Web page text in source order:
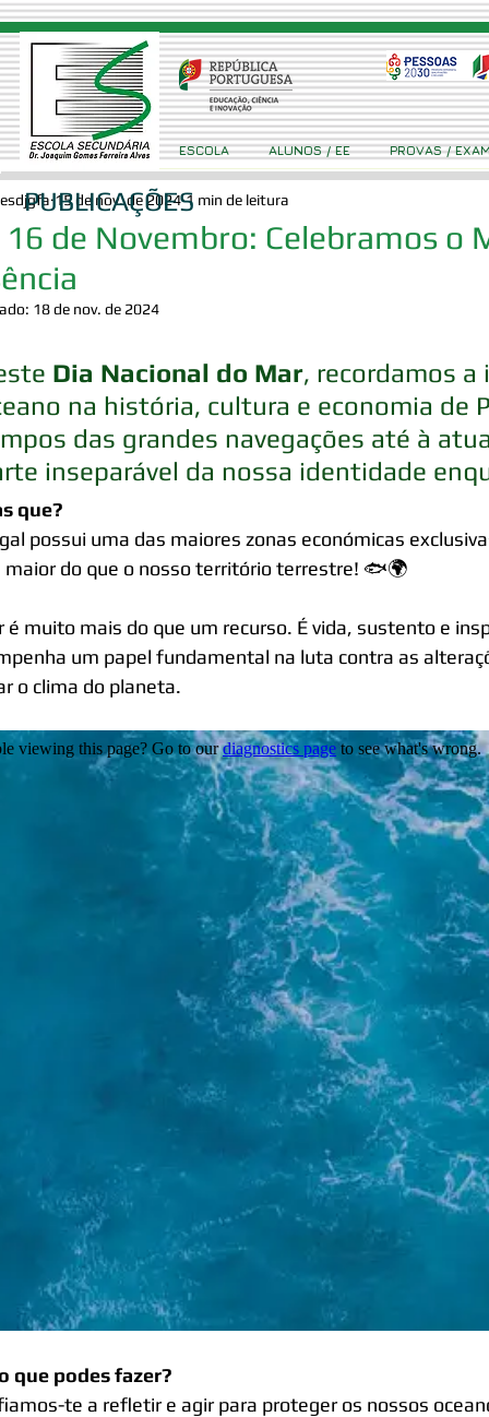
16 de Novembro: Celebramos o
esdjgfa 15 de nov. de 2024 1 min de leitura
18 de nov. de 2024
Dia Nacional do Mar, recordamos
na história, cultura e economia de
das grandes navegações até à
inseparável da nossa identidade
que?
possui uma das maiores zonas económicas
maior do que o nosso território terrestre! 🐟🌍
é muito mais do que um recurso. É vida, sustento e
um papel fundamental na luta contra as
o clima do planeta.
que podes fazer?
te a refletir e agir para proteger os nossos
PUBLICAÇÕES
ESCOLA ALUNOS / EE PROVAS /